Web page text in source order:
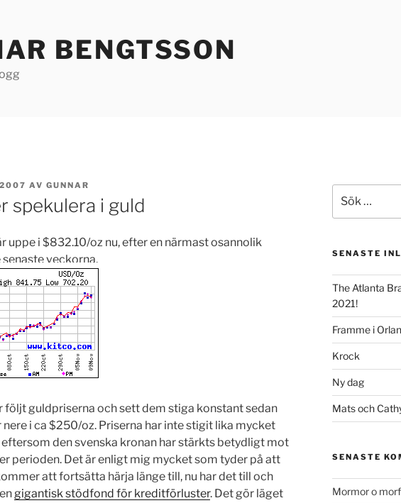
BENGTSSON
AV GUNNAR
spekulera i guld
uppe i $832.10/oz nu, efter en närmast osannolik
veckorna.
följt guldpriserna och sett dem stiga konstant sedan
nere i ca $250/oz. Priserna har inte stigit lika mycket
eftersom den svenska kronan har stärkts betydligt mot
perioden. Det är enligt mig mycket som tyder på att
att fortsätta härja länge till, nu har det till och
gigantisk stödfond för kreditförluster. Det gör läget
efter:
SENASTE
The Atlanta
2021!
Framme i
Krock
Ny dag
Mats och
SENASTE
Mormor o